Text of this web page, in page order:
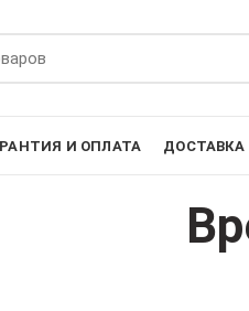
И ОПЛАТА ДОСТАВКА